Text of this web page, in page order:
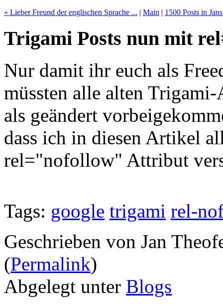
« Lieber Freund der englischen Sprache ... | Main | 1500 Posts in
Trigami Posts nun mit
Nur damit ihr euch als
müssten alle alten
als geändert
dass ich in diesen Artikel
rel="nofollow" Attribut
Tags: google trigami rel-
Geschrieben von Jan
(Permalink)
Abgelegt unter Blogs